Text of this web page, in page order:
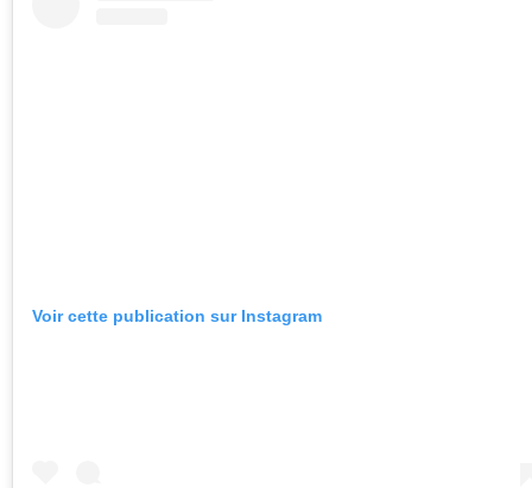
Voir cette publication sur Instagram